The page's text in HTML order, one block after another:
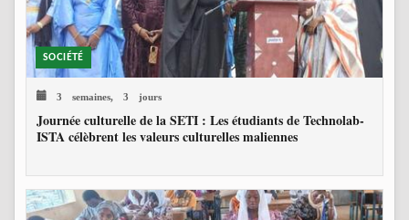
SOCIÉTÉ
3 semaines, 3 jours
Journée culturelle de la SETI : Les étudiants de Technolab-
ISTA célèbrent les valeurs culturelles maliennes